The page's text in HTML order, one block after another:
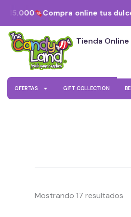
contenido
Compra online tus dulces
Tienda Online
OFERTAS GIFT COLLECTION
Mostrando 17 resultados